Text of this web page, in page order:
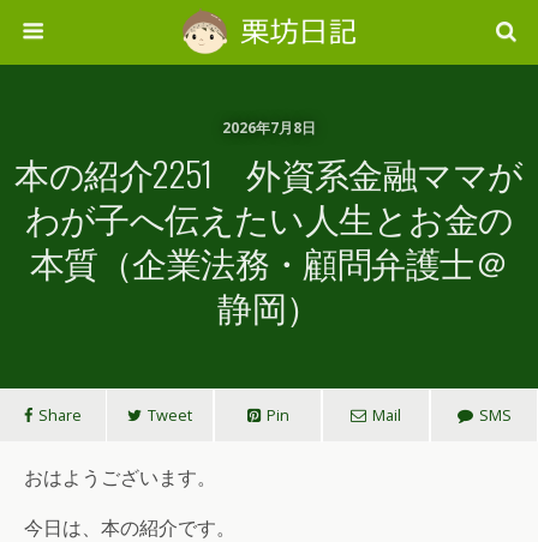
2026年7月8日
本の紹介2251 外資系金融ママが
わが子へ伝えたい人生とお金の
本質（企業法務・顧問弁護士＠
静岡）
Share Tweet Pin Mail SMS
おはようございます。
今日は、本の紹介です。